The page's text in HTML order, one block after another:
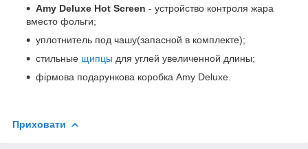
Amy Deluxe Hot Screen - устройство контроля жара
вместо фольги;
уплотнитель под чашу(запасной в комплекте);
стильные щипцы для углей увеличенной длины;
фірмова подарункова коробка Amy Deluxe.
Приховати